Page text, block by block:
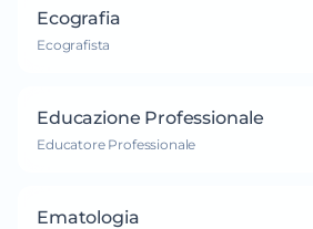
Ecografia
Ecografista
Educazione Professionale
Educatore Professionale
Ematologia